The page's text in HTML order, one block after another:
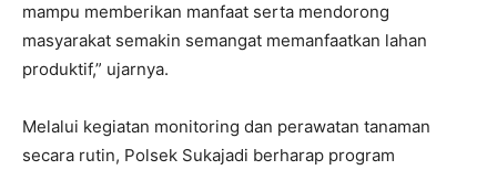
mampu memberikan manfaat serta mendorong
masyarakat semakin semangat memanfaatkan lahan
produktif,” ujarnya.
Melalui kegiatan monitoring dan perawatan tanaman
secara rutin, Polsek Sukajadi berharap program